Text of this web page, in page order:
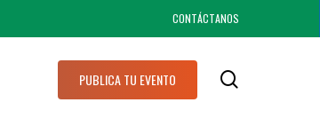
CONTÁCTANOS
PUBLICA TU EVENTO